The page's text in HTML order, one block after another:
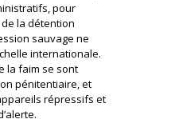
pour
la détention
sauvage ne
internationale.
la faim se sont
pénitentiaire, et
répressifs et